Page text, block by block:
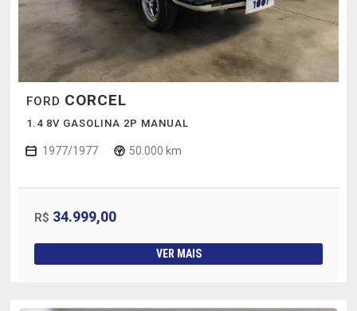
FORD CORCEL
1.4 8V GASOLINA 2P MANUAL
1977/1977 50.000 km
R$ 34.999,00
VER MAIS